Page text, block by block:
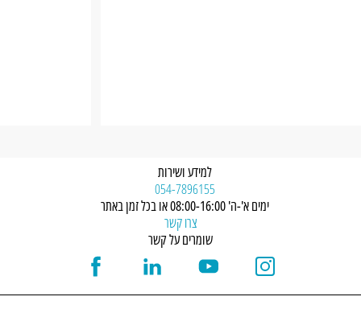
למידע ושירות
054-7896155
ימים א'-ה' 08:00-16:00 או בכל זמן באתר
צרו קשר
שומרים על קשר